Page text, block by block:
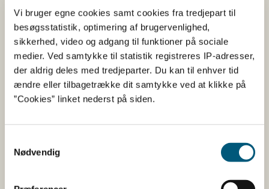
Vi bruger egne cookies samt cookies fra tredjepart til
besøgsstatistik, optimering af brugervenlighed,
sikkerhed, video og adgang til funktioner på sociale
medier. Ved samtykke til statistik registreres IP-adresser,
der aldrig deles med tredjeparter. Du kan til enhver tid
ændre eller tilbagetrække dit samtykke ved at klikke på
”Cookies” linket nederst på siden.
Nødvendig
Fartøjer, der fisker brisling i Østlige Østersø (ICES-
underområde 25-32), bortset fra fartøjer, der fisker i
henhold til tilladelse nr. 1205, må maksimalt have 20 %
bifangst af andre kvoterede arter pr. landing.
Fartøjer, der fisker brisling på IOK vilkår i ICES-
underområde 24-27, og samtidigt har IOK årsmængder
Hvis denne bifangstgrænse overskrides ved 2 landinger i
træk eller 3 gange i alt, kan fartøjet forblive i havn i 15
dage umiddelbart efter den sidste landing. Såfremt